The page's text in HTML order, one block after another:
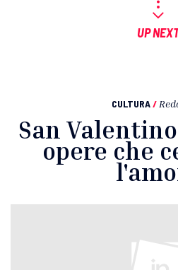
UP
CULTURA /
San
opere che